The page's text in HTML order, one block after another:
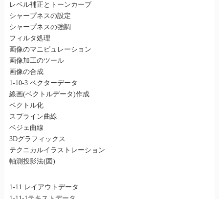
レベル補正とトーンカーブ
シャープネスの設定
シャープネスの強調
フィルタ処理
画像のマニピュレーション
画像加工のツール
画像の合成
1-10-3 ベクターデータ
線画(ベクトルデータ)作成
ベクトル化
スプライン曲線
ベジェ曲線
3Dグラフィックス
テクニカルイラストレーション
軸測投影法(図)
1-11 レイアウトデータ